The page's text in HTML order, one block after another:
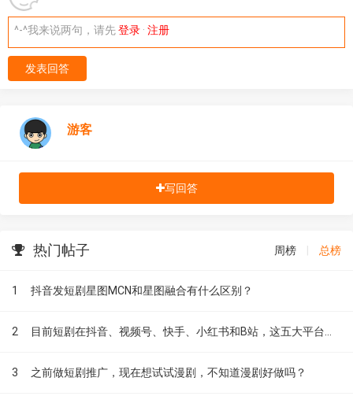
^-^我来说两句，请先登录 · 注册
发表回答
游客
写回答
热门帖子 周榜 总榜
1 抖音发短剧星图MCN和星图融合有什么区别？
2
3 之前做短剧推广，现在想试试漫剧，不知道漫剧好做吗？